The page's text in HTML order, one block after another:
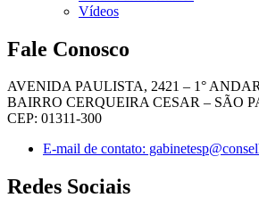
Vídeos
Fale Conosco
AVENIDA PAULISTA, 2421 – 1°
BAIRRO CERQUEIRA CESAR – SÃO
CEP: 01311-300
E-mail de contato:
Redes Sociais